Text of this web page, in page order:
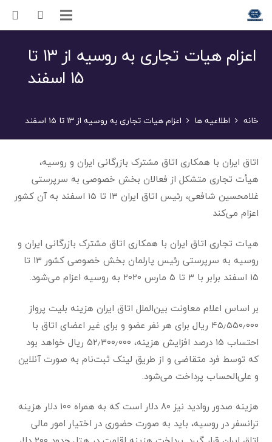
اعزام هیات تجاری به روسیه از ۱۳ تا
۱۵ اسفند
خانه اطلاعیه ها اعزام هیات تجاری به روسیه از ۱۳ تا ۱۵ اسفند
اتاق ایران با همکاری اتاق مشترک بازرگانی ایران و روسیه،
هیأت تجاری متشکل از فعالان بخش خصوصی به سرپرستی
غلامحسین شافعی، رئیس اتاق ایران ۱۳ تا ۱۵ اسفند به آن کشور
اعزام می‌کند
هیات تجاری اتاق ایران با همکاری اتاق مشترک بازرگانی ایران و
روسیه به سرپرستی رئیس پارلمان بخش خصوصی کشور ۱۳ تا
۱۵ اسفند برابر با ۳ تا ۵ مارس ۲۰۲۰ به روسیه اعزام می‌شود.
بر اساس اعلام معاونت بین‌الملل اتاق ایران هزینه بلیت پرواز
۴۵٫۵۵۰٫۰۰۰ ریال برای هر نفر عضو و برای غیر اعضای اتاق با
احتساب ۱۵ درصد افزایش هزینه، ۵۲٫۳۰۰٫۰۰۰ ریال خواهد بود
که توسط فرد متقاضی و از طریق لینک ثبت‌نام به صورت آنلاین
و علی‌الحساب پرداخت می‌شود.
هزینه صدور روادید نیز ۸۰ دلار است که به همراه ۱۰۰ دلار هزینه
ترانسفر در روسیه، باید به صورت حضوری در اختیار امور مالی